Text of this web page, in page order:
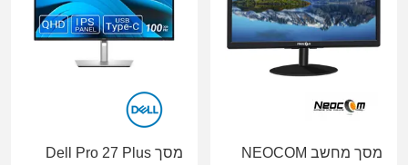
מסך מחשב NEOCOM
מסך Dell Pro 27 Plus